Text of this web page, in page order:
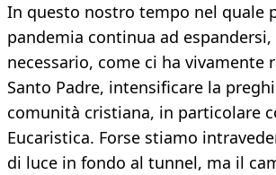
In questo nostro tempo nel quale
pandemia continua ad
necessario, come ci ha vivamente
Santo Padre, intensificare la
comunità cristiana, in particolare
Eucaristica. Forse stiamo
di luce in fondo al tunnel, ma il